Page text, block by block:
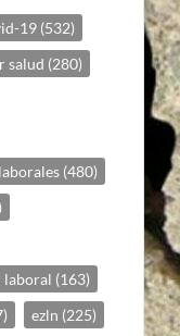
19 (532)
salud (280)
(480)
laboral (163)
ezln (225)